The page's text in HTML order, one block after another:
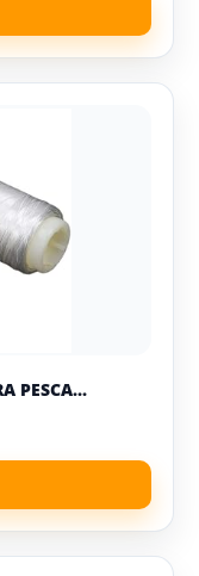
PESCA...